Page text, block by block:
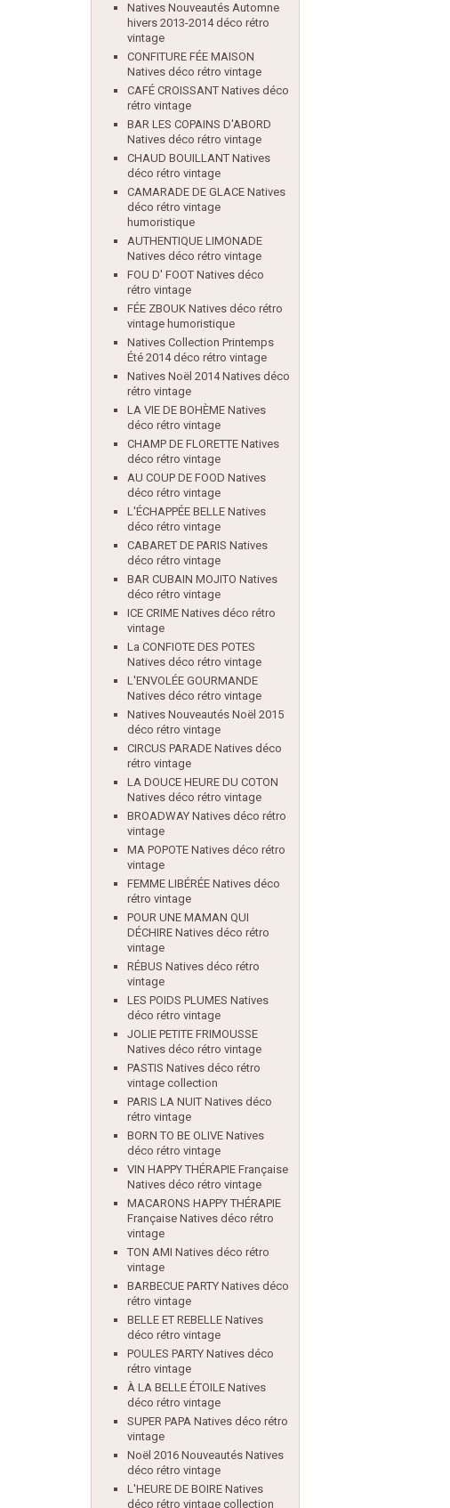
Natives Nouveautés Automne
hivers 2013-2014 déco rétro
vintage
CONFITURE FÉE MAISON
Natives déco rétro vintage
CAFÉ CROISSANT Natives déco
rétro vintage
BAR LES COPAINS D'ABORD
Natives déco rétro vintage
CHAUD BOUILLANT Natives
déco rétro vintage
CAMARADE DE GLACE Natives
déco rétro vintage
humoristique
AUTHENTIQUE LIMONADE
Natives déco rétro vintage
FOU D' FOOT Natives déco
rétro vintage
FÉE ZBOUK Natives déco rétro
vintage humoristique
Natives Collection Printemps
Été 2014 déco rétro vintage
Natives Noël 2014 Natives déco
rétro vintage
LA VIE DE BOHÈME Natives
déco rétro vintage
CHAMP DE FLORETTE Natives
déco rétro vintage
AU COUP DE FOOD Natives
déco rétro vintage
L'ÉCHAPPÉE BELLE Natives
déco rétro vintage
CABARET DE PARIS Natives
déco rétro vintage
BAR CUBAIN MOJITO Natives
déco rétro vintage
ICE CRIME Natives déco rétro
vintage
La CONFIOTE DES POTES
Natives déco rétro vintage
L'ENVOLÉE GOURMANDE
Natives déco rétro vintage
Natives Nouveautés Noël 2015
déco rétro vintage
CIRCUS PARADE Natives déco
rétro vintage
LA DOUCE HEURE DU COTON
Natives déco rétro vintage
BROADWAY Natives déco rétro
vintage
MA POPOTE Natives déco rétro
vintage
FEMME LIBÉRÉE Natives déco
rétro vintage
POUR UNE MAMAN QUI
DÉCHIRE Natives déco rétro
vintage
RÉBUS Natives déco rétro
vintage
LES POIDS PLUMES Natives
déco rétro vintage
JOLIE PETITE FRIMOUSSE
Natives déco rétro vintage
PASTIS Natives déco rétro
vintage collection
PARIS LA NUIT Natives déco
rétro vintage
BORN TO BE OLIVE Natives
déco rétro vintage
VIN HAPPY THÉRAPIE Française
Natives déco rétro vintage
MACARONS HAPPY THÉRAPIE
Française Natives déco rétro
vintage
TON AMI Natives déco rétro
vintage
BARBECUE PARTY Natives déco
rétro vintage
BELLE ET REBELLE Natives
déco rétro vintage
POULES PARTY Natives déco
rétro vintage
À LA BELLE ÉTOILE Natives
déco rétro vintage
SUPER PAPA Natives déco rétro
vintage
Noël 2016 Nouveautés Natives
déco rétro vintage
L'HEURE DE BOIRE Natives
déco rétro vintage collection